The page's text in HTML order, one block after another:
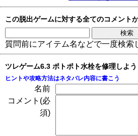
この脱出ゲームに対する全てのコメント
質問前にアイテム名などで一度検索
ツレゲーム6.3 ポトポト水栓を修理しよ
ヒントや攻略方法はネタバレ内容に書こう
名前
コメント(必
須)